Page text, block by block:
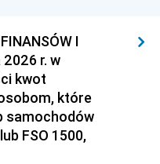
I
2026 r. w
kwot
które
samochodów
FSO 1500,